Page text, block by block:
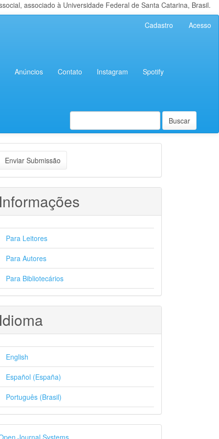
associado à Universidade Federal de Santa Catarina, Brasil.
Cadastro Acesso
Anúncios Contato Instagram Spotify
Buscar
Enviar Submissão
Para Leitores
Para Autores
Para Bibliotecários
English
Español (España)
Português (Brasil)
Journal Systems